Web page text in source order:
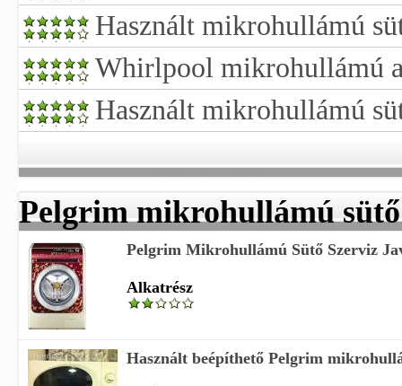
Használt mikrohullámú
Whirlpool mikrohullámú
Használt mikrohullámú
Pelgrim mikrohullámú sütő
Pelgrim Mikrohullámú Sütő Szerviz
Alkatrész
Használt beépíthető Pelgrim